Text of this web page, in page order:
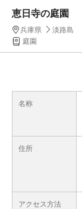
恵日寺の庭園
兵庫県
淡路島
庭園
名称
住所
アクセス方法